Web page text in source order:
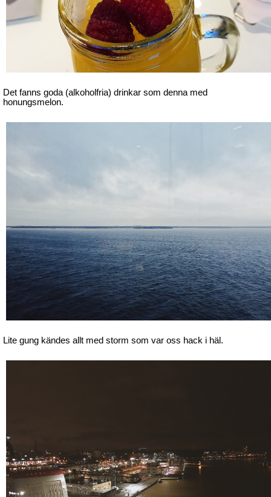
Det fanns goda (alkoholfria) drinkar som denna med
honungsmelon.
Lite gung kändes allt med storm som var oss hack i häl.